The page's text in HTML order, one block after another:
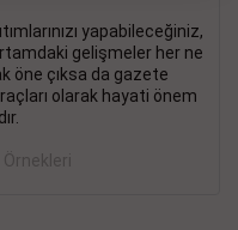
yapabileceğiniz,
gelişmeler her ne
öne çıksa da gazete
olarak hayati önem
Örnekleri
daire